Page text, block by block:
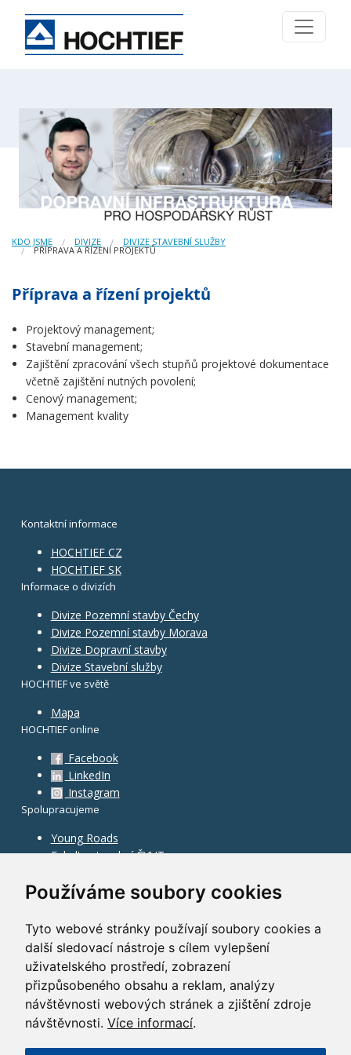
Používáme soubory cookies
Tyto webové stránky používají soubory cookies a
další sledovací nástroje s cílem vylepšení
uživatelského prostředí, zobrazení
přizpůsobeného obsahu a reklam, analýzy
návštěvnosti webových stránek a zjištění zdroje
návštěvnosti. Více informací.
KDO JSME DIVIZE DIVIZE STAVEBNÍ SLUŽBY
PŘÍPRAVA A ŘÍZENÍ PROJEKTŮ
Příprava a řízení projektů
Projektový management;
Stavební management;
Zajištění zpracování všech stupňů projektové dokumentace
včetně zajištění nutných povolení;
Cenový management;
Management kvality
Kontaktní informace
HOCHTIEF CZ
HOCHTIEF SK
Informace o divizích
Divize Pozemní stavby Čechy
Divize Pozemní stavby Morava
Divize Dopravní stavby
Divize Stavební služby
HOCHTIEF ve světě
Mapa
HOCHTIEF online
Facebook
LinkedIn
Instagram
Spolupracujeme
Young Roads
Fakulta stavební ČVUT